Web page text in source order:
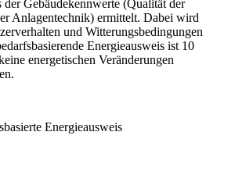
der Gebäudekennwerte (Qualität der
Anlagentechnik) ermittelt. Dabei wird
und Witterungsbedingungen
Energieausweis ist 10
energetischen Veränderungen
Energieausweis